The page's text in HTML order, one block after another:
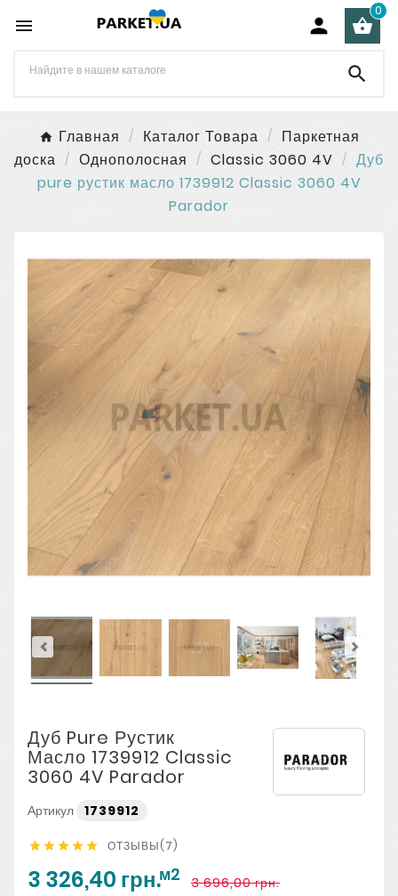
  
0

Главная Каталог Товара
Паркетная
доска
Однополосная Classic 3060 4V
Дуб
pure рустик масло 1739912 Classic 3060 4V
Parador
Дуб Pure Рустик
Масло 1739912 Classic
3060 4V Parador
Артикул 1739912
     ОТЗЫВЫ(7)
3 326,40 грн.м2 3 696,00 грн.